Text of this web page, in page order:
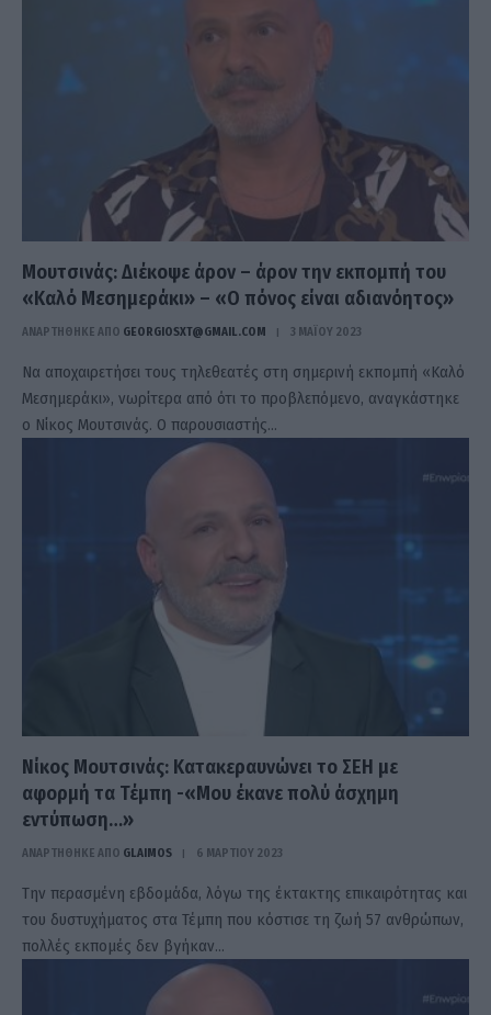
Μουτσινάς: Διέκοψε άρον – άρον την εκπομπή του
«Καλό Μεσημεράκι» – «Ο πόνος είναι αδιανόητος»
ΑΝΑΡΤΗΘΗΚΕ ΑΠΟ GEORGIOSXT@GMAIL.COM 3 ΜΑΪ́ΟΥ 2023
Να αποχαιρετήσει τους τηλεθεατές στη σημερινή εκπομπή «Καλό
Μεσημεράκι», νωρίτερα από ότι το προβλεπόμενο, αναγκάστηκε
ο Νίκος Μουτσινάς. Ο παρουσιαστής…
Νίκος Μουτσινάς: Κατακεραυνώνει το ΣΕΗ με
αφορμή τα Τέμπη -«Μου έκανε πολύ άσχημη
εντύπωση…»
ΑΝΑΡΤΗΘΗΚΕ ΑΠΟ GLAIMOS 6 ΜΑΡΤΊΟΥ 2023
Την περασμένη εβδομάδα, λόγω της έκτακτης επικαιρότητας και
του δυστυχήματος στα Τέμπη που κόστισε τη ζωή 57 ανθρώπων,
πολλές εκπομές δεν βγήκαν…